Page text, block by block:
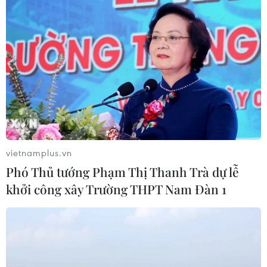
Tuyển thủ Indonesia cúi đầu thành
khẩn xin lỗi người hâm mộ xứ vạn
đảo
04/08/2026 03:17
ASEAN Cup 2026: "Chìa khóa" giúp
tuyển Việt Nam quật ngã Indonesia
04/08/2026 03:05
ASEAN Cup 2026: Đội tuyển Việt
Nam tạo "cơn địa chấn" trên truyền
vietnamplus.vn
Phó Thủ tướng Phạm Thị Thanh Trà dự lễ
khởi công xây Trường THPT Nam Đàn 1